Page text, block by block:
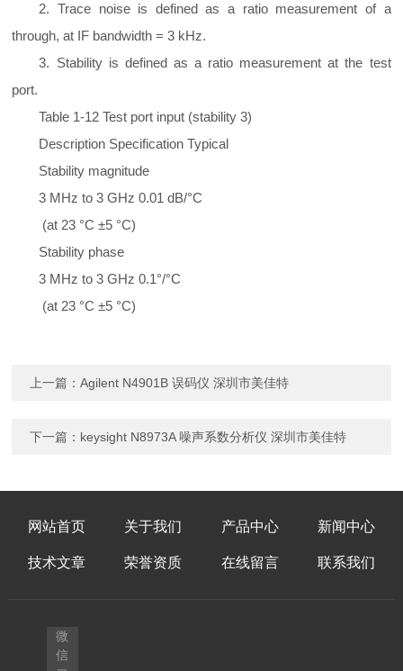
2. Trace noise is defined as a ratio measurement of a
through, at IF bandwidth = 3 kHz.
3. Stability is defined as a ratio measurement at the test
port.
Table 1-12 Test port input (stability 3)
Description Specification Typical
Stability magnitude
3 MHz to 3 GHz 0.01 dB/°C
(at 23 °C ±5 °C)
Stability phase
3 MHz to 3 GHz 0.1°/°C
(at 23 °C ±5 °C)
上一篇：Agilent N4901B 误码仪 深圳市美佳特
下一篇： keysight N8973A 噪声系数分析仪 深圳市美佳特
网站首页 关于我们 产品中心 新闻中心
技术文章 荣誉资质 在线留言 联系我们
微
信